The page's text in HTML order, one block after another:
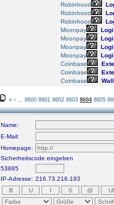
Robinhood
Robinhood
Robinhood
Moonpay
Moonpay
Moonpay
Moonpay
Coinbase
Coinbase
Coinbase
« ‹ 8600 8601 8602 8603 8604 8605
Name:
E-Mail:
Homepage:
Sicherheitscode eingeben
53885
IP-Adresse: 216.73.216.193